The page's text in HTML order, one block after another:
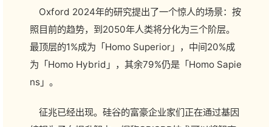
Oxford 2024年的研究提出了一个惊人的场景：按
照目前的趋势，到2050年人类将分化为三个阶层。
最顶层的1%成为「Homo Superior」，中间20%成
为「Homo Hybrid」，其余79%仍是「Homo Sapie
ns」。
征兆已经出现。硅谷的富豪企业家们正在通过基因